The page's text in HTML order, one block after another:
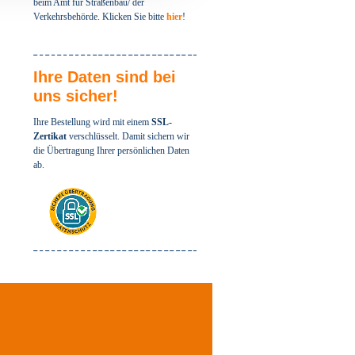
beim Amt für Straßenbau/ der
Verkehrsbehörde. Klicken Sie bitte hier!
Ihre Daten sind bei
uns sicher!
Ihre Bestellung wird mit einem SSL-
Zertikat verschlüsselt. Damit sichern wir
die Übertragung Ihrer persönlichen Daten
ab.